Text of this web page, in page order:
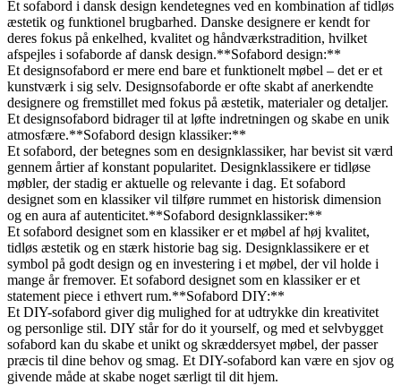
Et sofabord i dansk design kendetegnes ved en kombination af tidløs
æstetik og funktionel brugbarhed. Danske designere er kendt for
deres fokus på enkelhed, kvalitet og håndværkstradition, hvilket
afspejles i sofaborde af dansk design.**Sofabord design:**
Et designsofabord er mere end bare et funktionelt møbel – det er et
kunstværk i sig selv. Designsofaborde er ofte skabt af anerkendte
designere og fremstillet med fokus på æstetik, materialer og detaljer.
Et designsofabord bidrager til at løfte indretningen og skabe en unik
atmosfære.**Sofabord design klassiker:**
Et sofabord, der betegnes som en designklassiker, har bevist sit værd
gennem årtier af konstant popularitet. Designklassikere er tidløse
møbler, der stadig er aktuelle og relevante i dag. Et sofabord
designet som en klassiker vil tilføre rummet en historisk dimension
og en aura af autenticitet.**Sofabord designklassiker:**
Et sofabord designet som en klassiker er et møbel af høj kvalitet,
tidløs æstetik og en stærk historie bag sig. Designklassikere er et
symbol på godt design og en investering i et møbel, der vil holde i
mange år fremover. Et sofabord designet som en klassiker er et
statement piece i ethvert rum.**Sofabord DIY:**
Et DIY-sofabord giver dig mulighed for at udtrykke din kreativitet
og personlige stil. DIY står for do it yourself, og med et selvbygget
sofabord kan du skabe et unikt og skræddersyet møbel, der passer
præcis til dine behov og smag. Et DIY-sofabord kan være en sjov og
givende måde at skabe noget særligt til dit hjem.